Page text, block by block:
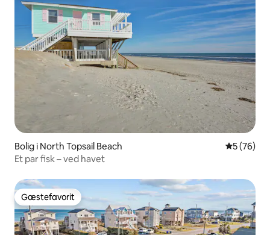
Bolig i North Topsail Beach 5 ud af 5 i
5 (76)
Et par fisk – ved havet
Gæstefavorit
Gæstefavorit